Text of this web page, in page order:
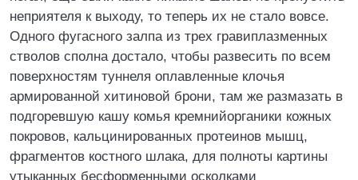
неприятеля к выходу, то теперь их не стало вовсе.
Одного фугасного залпа из трех гравиплазменных
стволов сполна достало, чтобы развесить по всем
поверхностям туннеля оплавленные клочья
армированной хитиновой брони, там же размазать в
подгоревшую кашу комья кремнийорганики кожных
покровов, кальцинированных протеинов мышц,
фрагментов костного шлака, для полноты картины
утыканных бесформенными осколками